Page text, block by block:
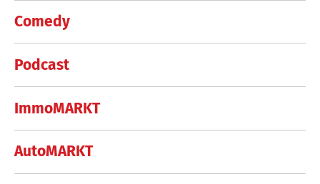
Comedy
Podcast
ImmoMARKT
AutoMARKT